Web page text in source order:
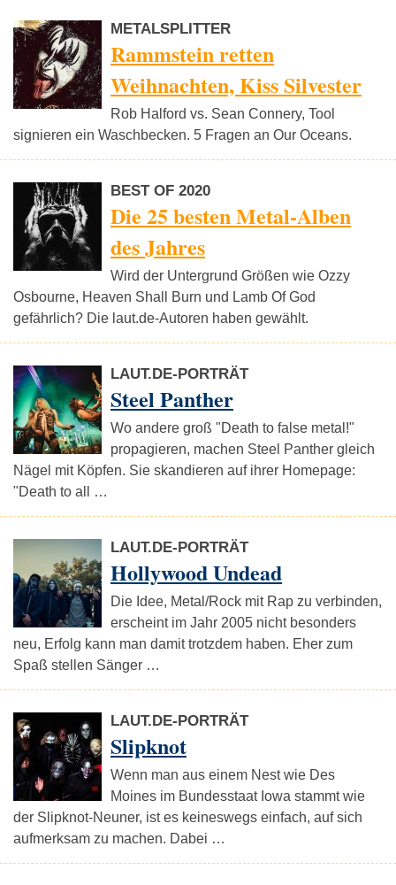
METALSPLITTER
Rammstein retten
Weihnachten, Kiss Silvester
Rob Halford vs. Sean Connery, Tool
signieren ein Waschbecken. 5 Fragen an Our Oceans.
BEST OF 2020
Die 25 besten Metal-Alben
des Jahres
Wird der Untergrund Größen wie Ozzy
Osbourne, Heaven Shall Burn und Lamb Of God
gefährlich? Die laut.de-Autoren haben gewählt.
LAUT.DE-PORTRÄT
Steel Panther
Wo andere groß "Death to false metal!"
propagieren, machen Steel Panther gleich
Nägel mit Köpfen. Sie skandieren auf ihrer Homepage:
"Death to all …
LAUT.DE-PORTRÄT
Hollywood Undead
Die Idee, Metal/Rock mit Rap zu verbinden,
erscheint im Jahr 2005 nicht besonders
neu, Erfolg kann man damit trotzdem haben. Eher zum
Spaß stellen Sänger …
LAUT.DE-PORTRÄT
Slipknot
Wenn man aus einem Nest wie Des
Moines im Bundesstaat Iowa stammt wie
der Slipknot-Neuner, ist es keineswegs einfach, auf sich
aufmerksam zu machen. Dabei …